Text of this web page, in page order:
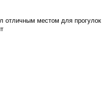
отличным местом для прогулок